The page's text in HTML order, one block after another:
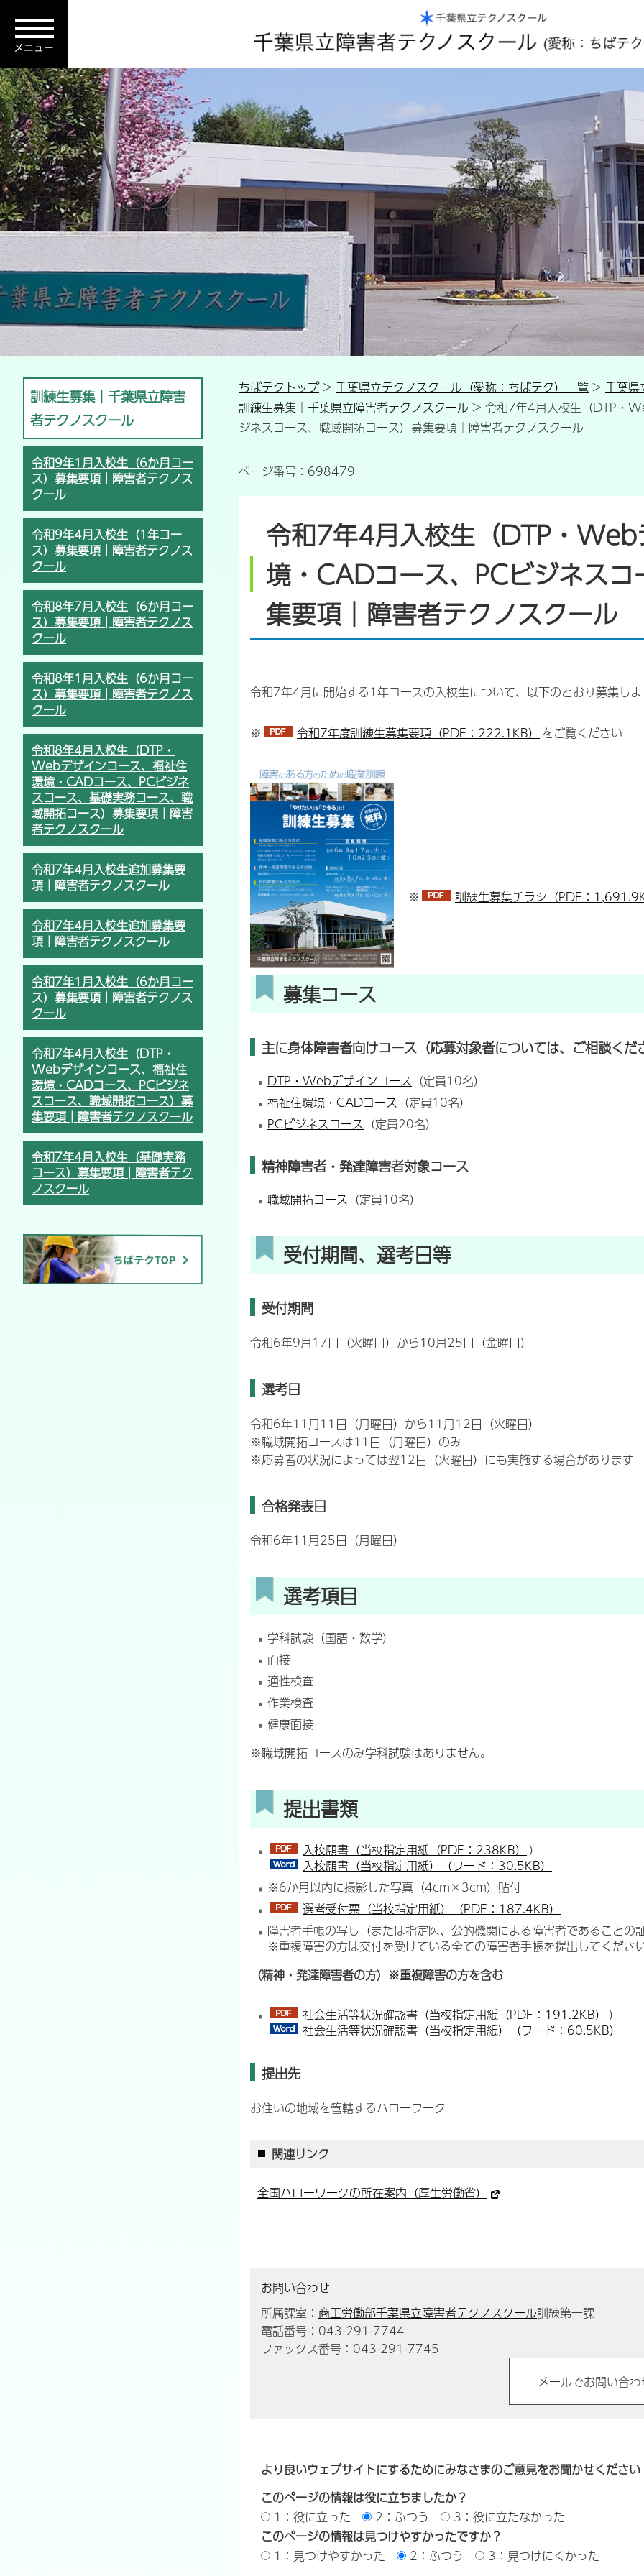
障害者校外観画像
訓練生募集│千葉県立障害
者テクノスクール
令和9年1月入校生（6か月コー
ス）募集要項│障害者テクノス
クール
令和9年4月入校生（1年コー
ス）募集要項│障害者テクノス
クール
令和8年7月入校生（6か月コー
ス）募集要項│障害者テクノス
クール
令和8年1月入校生（6か月コー
ス）募集要項│障害者テクノス
クール
令和8年4月入校生（DTP・
Webデザインコース、福祉住
環境・CADコース、PCビジネ
スコース、基礎実務コース、職
域開拓コース）募集要項│障害
者テクノスクール
令和7年4月入校生追加募集要
項│障害者テクノスクール
令和7年4月入校生追加募集要
項│障害者テクノスクール
令和7年1月入校生（6か月コー
ス）募集要項│障害者テクノス
クール
令和7年4月入校生（DTP・
Webデザインコース、福祉住
環境・CADコース、PCビジネ
スコース、職域開拓コース）募
集要項│障害者テクノスクール
令和7年4月入校生（基礎実務
コース）募集要項│障害者テク
ノスクール
ちばテクトップ> 千葉県立テクノスクール（愛称：ちばテク）一覧 > 千葉県
訓練生募集│千葉県立障害者テクノスクール > 令和7年4月入校生（DTP・Webデザインコース、福祉住環境・CADコース、PCビ
ジネスコース、職域開拓コース）募集要項│障害者テクノスクール
ページ番号：698479
令和7年4月入校生（DTP・
境・CADコース、PCビジネス
集要項│障害者テクノスクール
令和7年4月に開始する1年コースの入校生について、以下のとおり募集し
※ 令和7年度訓練生募集要項（PDF：222.1KB） をご覧ください
※ 訓練生募集チラシ（PDF：
募集コース
主に身体障害者向けコース（応募対象者については、ご相談くだ
DTP・Webデザインコース （定員10名）
福祉住環境・CADコース （定員10名）
PCビジネスコース （定員20名）
精神障害者・発達障害者対象コース
職域開拓コース （定員10名）
受付期間、選考日等
受付期間
令和6年9月17日（火曜日）から10月25日（金曜日）
選考日
令和6年11月11日（月曜日）から11月12日（火曜日）
※職域開拓コースは11日（月曜日）のみ
※応募者の状況によっては翌12日（火曜日）にも実施する場合があります
合格発表日
令和6年11月25日（月曜日）
選考項目
学科試験（国語・数学）
面接
適性検査
作業検査
健康面接
※職域開拓コースのみ学科試験はありません。
提出書類
入校願書（当校指定用紙（PDF：238KB） ）
入校願書（当校指定用紙）（ワード：30.5KB）
※6か月以内に撮影した写真（4cm×3cm）貼付
選考受付票（当校指定用紙）（PDF：187.4KB）
障害者手帳の写し（または指定医、公的機関による障害者であることの
※重複障害の方は交付を受けている全ての障害者手帳を提出してくださ
（精神・発達障害者の方）※重複障害の方を含む
社会生活等状況確認書（当校指定用紙（PDF：191.2KB） ）
社会生活等状況確認書（当校指定用紙）（ワード：60.5KB）
提出先
お住いの地域を管轄するハローワーク
関連リンク
全国ハローワークの所在案内（厚生労働省）
お問い合わせ
所属課室： 商工労働部千葉県立障害者テクノスクール訓練第一課
電話番号：043-291-7744
ファックス番号：043-291-7745
より良いウェブサイトにするためにみなさまのご意見をお聞かせください
このページの情報は役に立ちましたか？
1：役に立った
2：ふつう
3：役に立たなかった
このページの情報は見つけやすかったですか？
1：見つけやすかった
2：ふつう 3：見つけにくかった